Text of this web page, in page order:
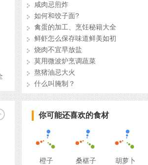
咸肉忌煎炸
如何和饺子面?
禽蛋的加工、烹饪秘籍大全
鲜虾怎么保存味道鲜美如初
烧肉不宜早放盐
莫用微波炉烹调蔬菜
熬猪油忌大火
什么叫腌制？
你可能还喜欢的食材
橙子 桑椹子 胡萝卜